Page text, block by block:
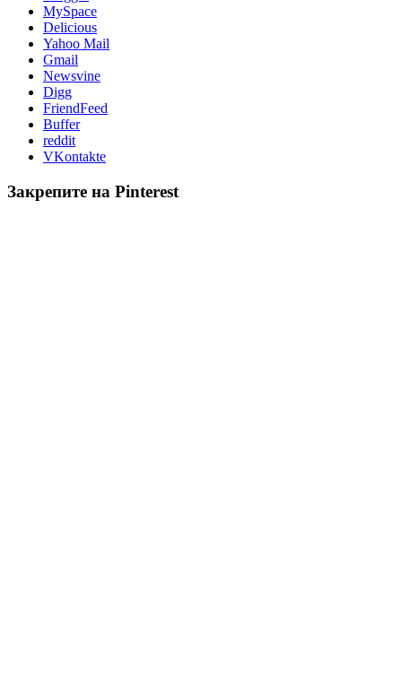
MySpace
Delicious
Yahoo Mail
Gmail
Newsvine
Digg
FriendFeed
Buffer
reddit
VKontakte
Закрепите на Pinterest